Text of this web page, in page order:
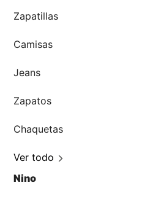
Zapatillas
Camisas
Jeans
Zapatos
Chaquetas
Ver todo
Nino